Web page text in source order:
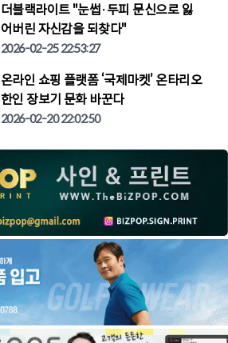
더블랙라이트 "눈썹·두피 문신으로 잃
어버린 자신감을 되찾다"
2026-02-25 22:53:27
온라인 쇼핑 플랫폼 ‘국제마켓’ 온타리오
한인 장보기 문화 바꾼다
2026-02-20 22:02:50